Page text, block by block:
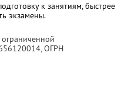
к занятиям, быстрее
экзамены.
ограниченной
, ОГРН